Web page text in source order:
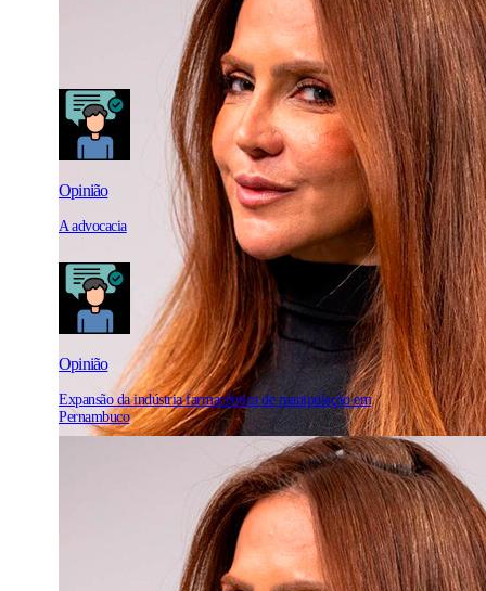
com Renata Bezerra de Melo
Mendonça: "Não atrapalha em nada"
Opinião
A advocacia
Opinião
Expansão da indústria farmacêutica de manipulação em
Pernambuco